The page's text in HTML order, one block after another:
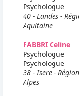
Psychologue
40 - Landes -
Aquitaine
FABBRI Celine
Psychologue
Psychologue
38 - Isere -
Alpes